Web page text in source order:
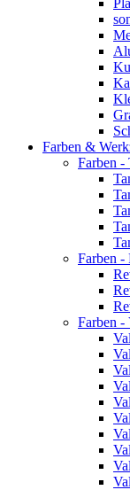
Farben &
Farben -
Farben -
Farben -